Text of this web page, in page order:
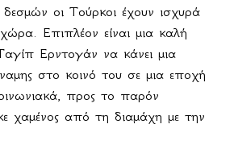
οι Τούρκοι έχουν ισχυρά
Επιπλέον είναι μια καλή
Ερντογάν να κάνει μια
στο κοινό του σε μια εποχή
προς το παρόν
χαμένος από τη διαμάχη με την